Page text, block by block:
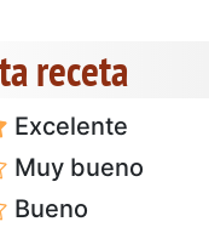
receta
Excelente
Muy bueno
Bueno